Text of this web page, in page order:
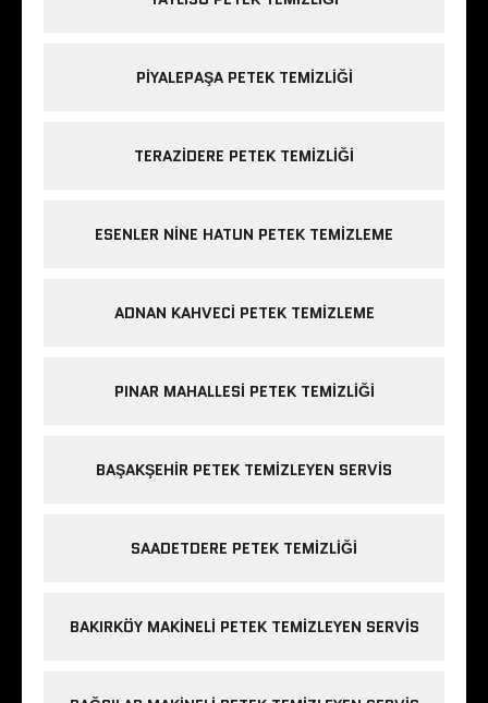
PIYALEPAŞA PETEK TEMIZLIĞI
TERAZIDERE PETEK TEMIZLIĞI
ESENLER NINE HATUN PETEK TEMIZLEME
ADNAN KAHVECI PETEK TEMIZLEME
PINAR MAHALLESI PETEK TEMIZLIĞI
BAŞAKŞEHIR PETEK TEMIZLEYEN SERVIS
SAADETDERE PETEK TEMIZLIĞI
BAKIRKÖY MAKINELI PETEK TEMIZLEYEN SERVIS